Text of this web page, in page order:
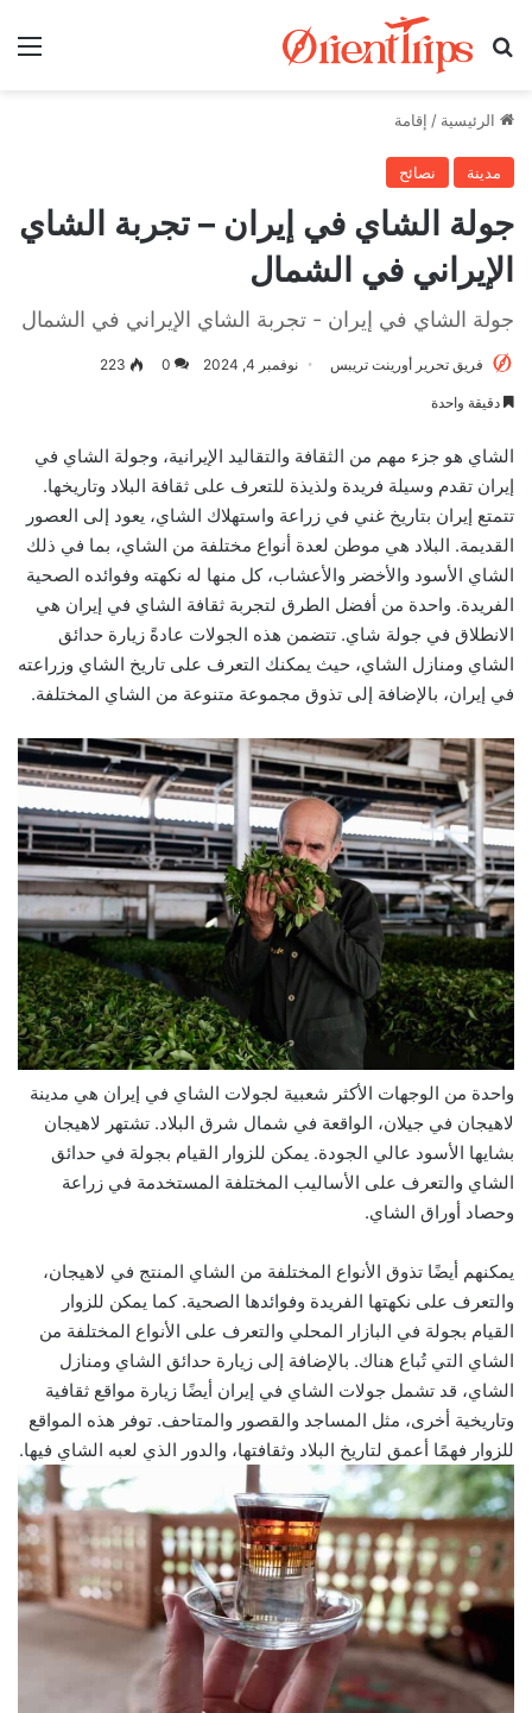
بحث عن
الرئيسية / إقامة
مدينة نصائح
جولة الشاي في إيران – تجربة الشاي
الإيراني في الشمال
جولة الشاي في إيران - تجربة الشاي الإيراني في الشمال
فريق تحرير أورينت تريبس نوفمبر 4, 2024 0
223
دقيقة واحدة
الشاي هو جزء مهم من الثقافة والتقاليد الإيرانية، وجولة الشاي في
إيران تقدم وسيلة فريدة ولذيذة للتعرف على ثقافة البلاد وتاريخها.
تتمتع إيران بتاريخ غني في زراعة واستهلاك الشاي، يعود إلى العصور
القديمة. البلاد هي موطن لعدة أنواع مختلفة من الشاي، بما في ذلك
الشاي الأسود والأخضر والأعشاب، كل منها له نكهته وفوائده الصحية
الفريدة. واحدة من أفضل الطرق لتجربة ثقافة الشاي في إيران هي
الانطلاق في جولة شاي. تتضمن هذه الجولات عادةً زيارة حدائق
الشاي ومنازل الشاي، حيث يمكنك التعرف على تاريخ الشاي وزراعته
في إيران، بالإضافة إلى تذوق مجموعة متنوعة من الشاي المختلفة.
واحدة من الوجهات الأكثر شعبية لجولات الشاي في إيران هي مدينة
لاهيجان في جيلان، الواقعة في شمال شرق البلاد. تشتهر لاهيجان
بشايها الأسود عالي الجودة. يمكن للزوار القيام بجولة في حدائق
الشاي والتعرف على الأساليب المختلفة المستخدمة في زراعة
وحصاد أوراق الشاي.
يمكنهم أيضًا تذوق الأنواع المختلفة من الشاي المنتج في لاهيجان،
والتعرف على نكهتها الفريدة وفوائدها الصحية. كما يمكن للزوار
القيام بجولة في البازار المحلي والتعرف على الأنواع المختلفة من
الشاي التي تُباع هناك. بالإضافة إلى زيارة حدائق الشاي ومنازل
الشاي، قد تشمل جولات الشاي في إيران أيضًا زيارة مواقع ثقافية
وتاريخية أخرى، مثل المساجد والقصور والمتاحف. توفر هذه المواقع
للزوار فهمًا أعمق لتاريخ البلاد وثقافتها، والدور الذي لعبه الشاي فيها.